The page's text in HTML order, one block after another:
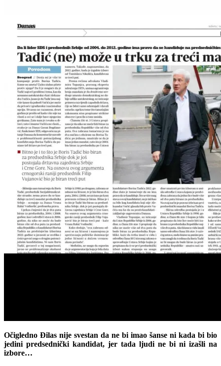
Očigledno Đilas nije svestan da ne bi imao šanse ni kada bi bio
jedini predsednički kandidat, jer tada ljudi ne bi ni izašli na
izbore…